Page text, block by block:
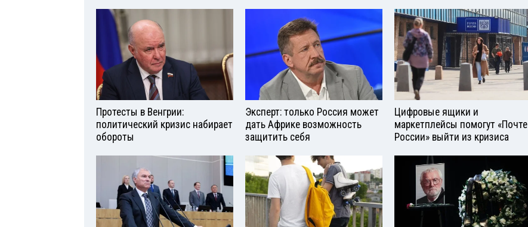
Протесты в Венгрии:
политический кризис набирает
обороты
Эксперт: только Россия может
дать Африке возможность
защитить себя
Цифровые ящики и
маркетплейсы помогут «Почте
России» выйти из кризиса